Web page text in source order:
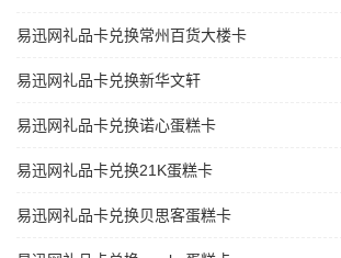
易迅网礼品卡兑换常州百货大楼卡
易迅网礼品卡兑换新华文轩
易迅网礼品卡兑换诺心蛋糕卡
易迅网礼品卡兑换21K蛋糕卡
易迅网礼品卡兑换贝思客蛋糕卡